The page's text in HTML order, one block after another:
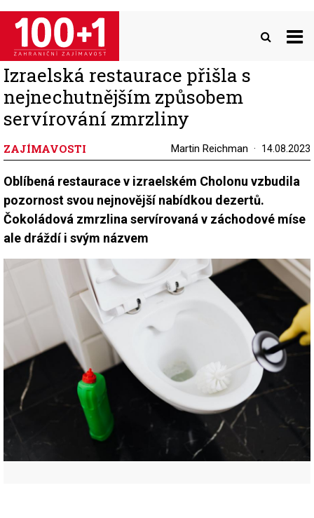
Přejít
hlavnímu
obsahu
Izraelská restaurace přišla s
nejnechutnějším způsobem
servírování zmrzliny
ZAJÍMAVOSTI Martin Reichman 14.08.2023
Oblíbená restaurace v izraelském Cholonu vzbudila
pozornost svou nejnovější nabídkou dezertů.
Čokoládová zmrzlina servírovaná v záchodové míse
ale dráždí i svým názvem